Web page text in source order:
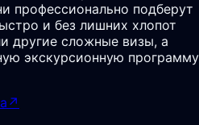
профессионально подберут
и без лишних хлопот
другие сложные визы, а
экскурсионную программу
↗